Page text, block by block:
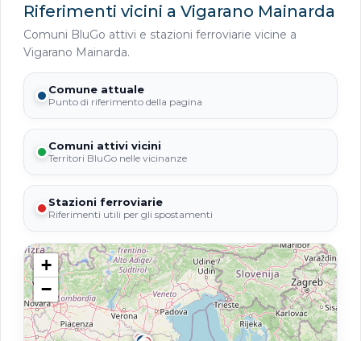
Riferimenti vicini a Vigarano Mainarda
Comuni BluGo attivi e stazioni ferroviarie vicine a
Vigarano Mainarda.
Comune attuale
Punto di riferimento della pagina
Comuni attivi vicini
Territori BluGo nelle vicinanze
Stazioni ferroviarie
Riferimenti utili per gli spostamenti
+
−